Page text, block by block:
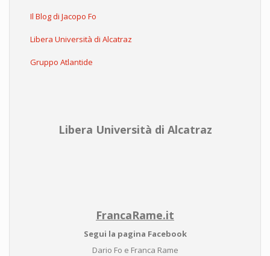
Il Blog di Jacopo Fo
Libera Università di Alcatraz
Gruppo Atlantide
Libera Università di Alcatraz
FrancaRame.it
Segui la pagina Facebook
Dario Fo e Franca Rame